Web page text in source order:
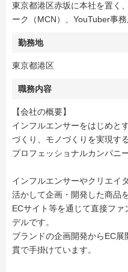
東京都港区赤坂に本社を置く
ーク（MCN）、YouTuber事
勤務地
東京都港区
職務内容
【会社の概要】
インフルエンサーをはじめと
づくり、モノづくりを実現する
プロフェッショナルカンパニー
インフルエンサーやクリエイ
活かして企画・開発した商品を
ECサイト等を通じて直接フ
デルです。
ブランドの企画開発からEC
貫で手掛けています。